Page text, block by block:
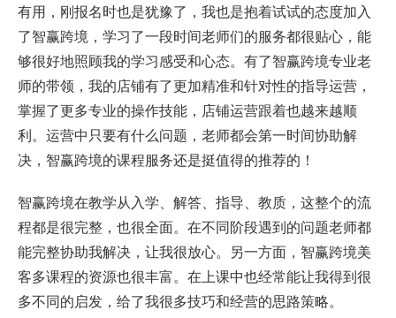
有用，刚报名时也是犹豫了，我也是抱着试试的态度加入
了智赢跨境，学习了一段时间老师们的服务都很贴心，能
够很好地照顾我的学习感受和心态。有了智赢跨境专业老
师的带领，我的店铺有了更加精准和针对性的指导运营，
掌握了更多专业的操作技能，店铺运营跟着也越来越顺
利。运营中只要有什么问题，老师都会第一时间协助解
决，智赢跨境的课程服务还是挺值得的推荐的！
智赢跨境在教学从入学、解答、指导、教质，这整个的流
程都是很完整，也很全面。在不同阶段遇到的问题老师都
能完整协助我解决，让我很放心。另一方面，智赢跨境美
客多课程的资源也很丰富。在上课中也经常能让我得到很
多不同的启发，给了我很多技巧和经营的思路策略。